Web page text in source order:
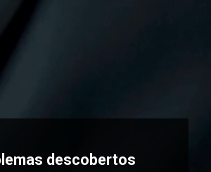
descobertos